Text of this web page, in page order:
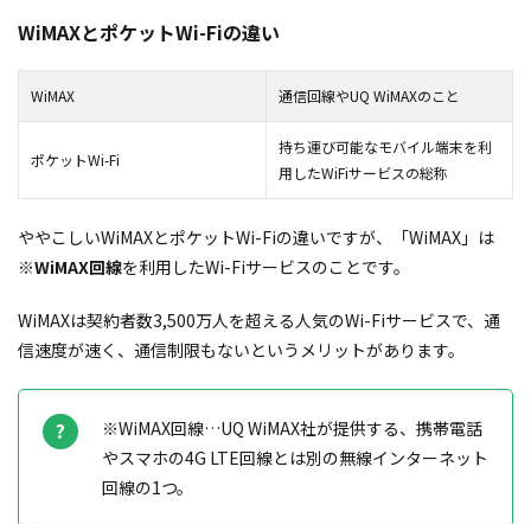
WiMAXとポケットWi-Fiの違い
WiMAX 通信回線やUQ WiMAXのこと
ポケットWi-Fi
持ち運び可能なモバイル端末を利
用したWiFiサービスの総称
ややこしいWiMAXとポケットWi-Fiの違いですが、「WiMAX」は
※WiMAX回線を利用したWi-Fiサービスのことです。
WiMAXは契約者数3,500万人を超える 人気のWi-Fiサービスで、通
信速度が速く、通信制限もないというメリットがあります。
※WiMAX回線…UQ WiMAX社が提供する、携帯電話
やスマホの4G LTE回線とは別の無線インターネット
回線の1つ。